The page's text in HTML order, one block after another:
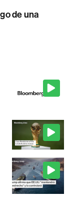
de una